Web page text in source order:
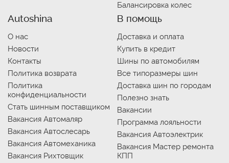
Балансировка колес
Autoshina
О нас
Новости
Контакты
Политика возврата
Политика
конфиденциальности
Стать шинным поставщиком
Вакансия Автомаляр
Вакансия Автослесарь
Вакансия Автомеханика
Вакансия Рихтовщик
В помощь
Доставка и оплата
Купить в кредит
Шины по автомобилям
Все типоразмеры шин
Доставка шин по городам
Полезно знать
Вакансии
Программа лояльности
Вакансия Автоэлектрик
Вакансия Мастер ремонта
КПП